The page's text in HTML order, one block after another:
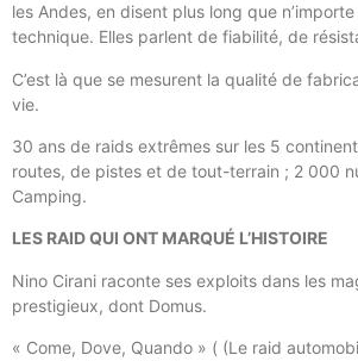
les Andes, en disent plus long que
technique. Elles parlent de fiabilité, de
C’est là que se mesurent la qualité de
vie.
30 ans de raids extrêmes sur les 5
routes, de pistes et de tout-terrain ; 2 000
Camping.
LES RAID QUI ONT MARQUÉ L’HISTOIRE
Nino Cirani raconte ses exploits dans les
prestigieux, dont Domus.
« Come, Dove, Quando » ( (Le raid